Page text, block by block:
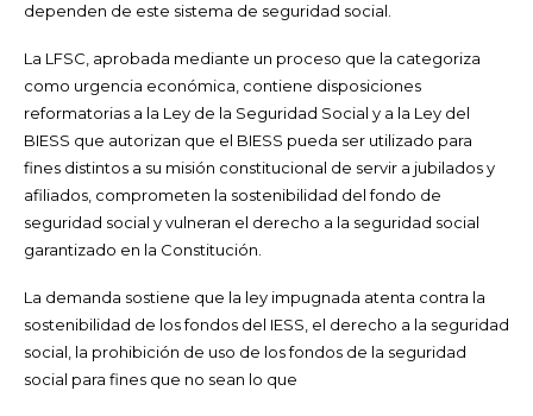
dependen de este sistema de seguridad social.
La LFSC, aprobada mediante un proceso que la categoriza
como urgencia económica, contiene disposiciones
reformatorias a la Ley de la Seguridad Social y a la Ley del
BIESS que autorizan que el BIESS pueda ser utilizado para
fines distintos a su misión constitucional de servir a jubilados y
afiliados, comprometen la sostenibilidad del fondo de
seguridad social y vulneran el derecho a la seguridad social
garantizado en la Constitución.
La demanda sostiene que la ley impugnada atenta contra la
sostenibilidad de los fondos del IESS, el derecho a la seguridad
social, la prohibición de uso de los fondos de la seguridad
social para fines que no sean lo que